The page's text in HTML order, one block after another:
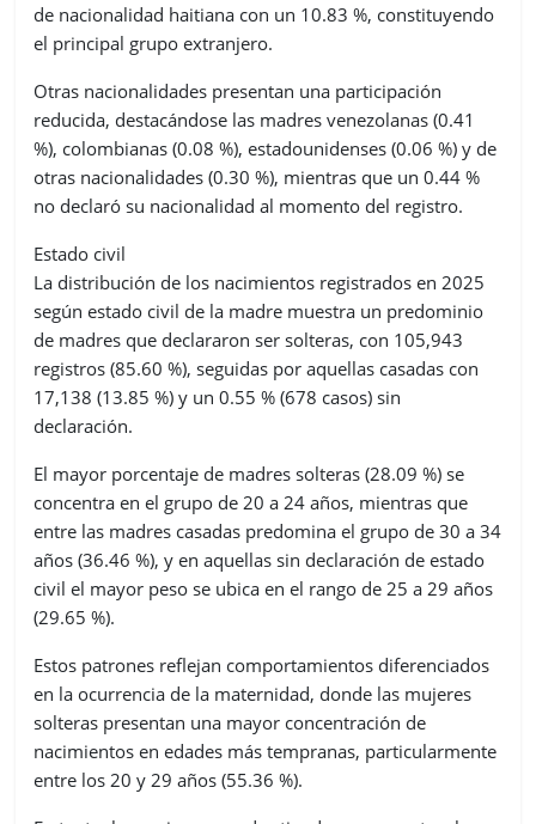
de nacionalidad haitiana con un 10.83 %, constituyendo
el principal grupo extranjero.
Otras nacionalidades presentan una participación
reducida, destacándose las madres venezolanas (0.41
%), colombianas (0.08 %), estadounidenses (0.06 %) y de
otras nacionalidades (0.30 %), mientras que un 0.44 %
no declaró su nacionalidad al momento del registro.
Estado civil
La distribución de los nacimientos registrados en 2025
según estado civil de la madre muestra un predominio
de madres que declararon ser solteras, con 105,943
registros (85.60 %), seguidas por aquellas casadas con
17,138 (13.85 %) y un 0.55 % (678 casos) sin
declaración.
El mayor porcentaje de madres solteras (28.09 %) se
concentra en el grupo de 20 a 24 años, mientras que
entre las madres casadas predomina el grupo de 30 a 34
años (36.46 %), y en aquellas sin declaración de estado
civil el mayor peso se ubica en el rango de 25 a 29 años
(29.65 %).
Estos patrones reflejan comportamientos diferenciados
en la ocurrencia de la maternidad, donde las mujeres
solteras presentan una mayor concentración de
nacimientos en edades más tempranas, particularmente
entre los 20 y 29 años (55.36 %).